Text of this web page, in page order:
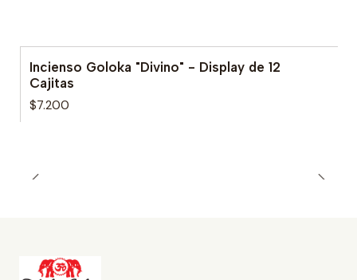
Incienso Goloka "Divino" - Display de 12
Cajitas
$7.200